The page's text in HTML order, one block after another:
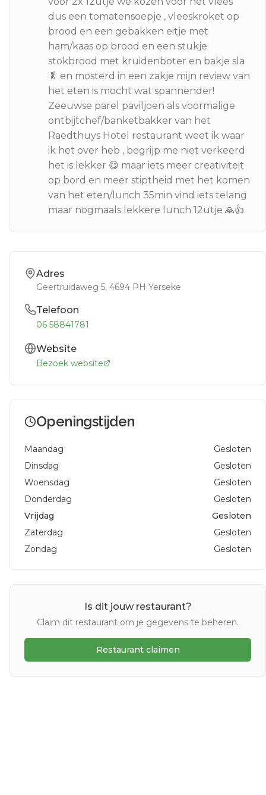
dus een tomatensoepje , vleeskroket op
brood en een gebakken eitje met
ham/kaas op brood en een stukje
stokbrood met kruidenboter en bakje sla
🥬 en mosterd in een zakje mijn review van
het eten is mocht wat spannender!
Zeeuwse parel paviljoen als voormalige
ontbijtchef/banketbakker van het
Raedthuys Hotel restaurant weet ik waar
ik het over heb , begrijp me niet verkeerd
het is lekker 😋 maar iets meer creativiteit
op bord en meer stiptheid met het komen
van het eten/lunch 35min vind iets telang
maar nogmaals lekkere lunch 12utje 🙏👍
Adres
Geertruidaweg 5, 4694 PH Yerseke
Telefoon
06 58841781
Website
Bezoek website
Openingstijden
Maandag
Gesloten
Dinsdag
Gesloten
Woensdag
Gesloten
Donderdag
Gesloten
Vrijdag
Gesloten
Zaterdag
Gesloten
Zondag
Gesloten
Is dit jouw restaurant?
Claim dit restaurant om je gegevens te beheren.
Restaurant claimen